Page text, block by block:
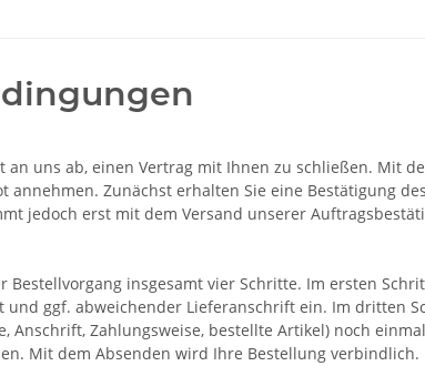
uns ab, einen Vertrag mit Ihnen zu schließen. Mit
Zunächst erhalten Sie eine Bestätigung
jedoch erst mit dem Versand unserer
insgesamt vier Schritte. Im ersten
ggf. abweichender Lieferanschrift ein. Im dritten
Anschrift, Zahlungsweise, bestellte Artikel) noch
Mit dem Absenden wird Ihre Bestellung verbindlich.